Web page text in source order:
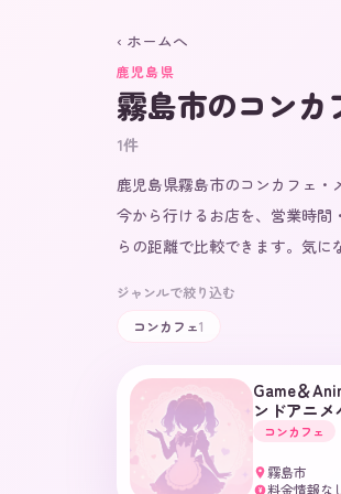
‹ ホームへ
鹿児島県
霧島市のコンカ
1件
鹿児島県霧島市のコンカフェ・
今から行けるお店を、営業時間
らの距離で比較できます。気に
ジャンルで絞り込む
コンカフェ1
Game＆
ンドアニ
国分店
コンカフェ
霧島市
¥ 料金情報な